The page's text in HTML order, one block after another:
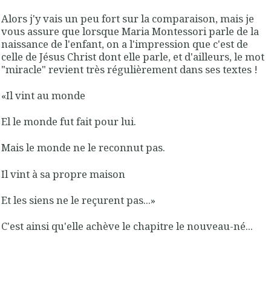
Alors j'y vais un peu fort sur la comparaison, mais je
vous assure que lorsque Maria Montessori parle de la
naissance de l'enfant, on a l'impression que c'est de
celle de Jésus Christ dont elle parle, et d'ailleurs, le mot
"miracle" revient très régulièrement dans ses textes !
«Il vint au monde
El le monde fut fait pourlui.
Mais le monde ne le reconnut pas.
Il vint à sa propre maison
Et les siens ne le reçurent pas...»
C'est ainsi qu'elle achève le chapitre le nouveau-né...